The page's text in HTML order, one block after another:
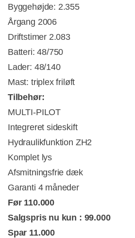
Byggehøjde: 2.355
Årgang 2006
Driftstimer 2.083
Batteri: 48/750
Lader: 48/140
Mast: triplex friløft
Tilbehør:
MULTI-PILOT
Integreret sideskift
Hydraulikfunktion ZH2
Komplet lys
Afsmitningsfrie dæk
Garanti 4 måneder
Før 110.000
Salgspris nu kun : 99.000
Spar 11.000